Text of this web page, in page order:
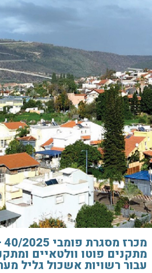
מתקנים פוטו וולטאיים
עבור רשויות אשכול גליל